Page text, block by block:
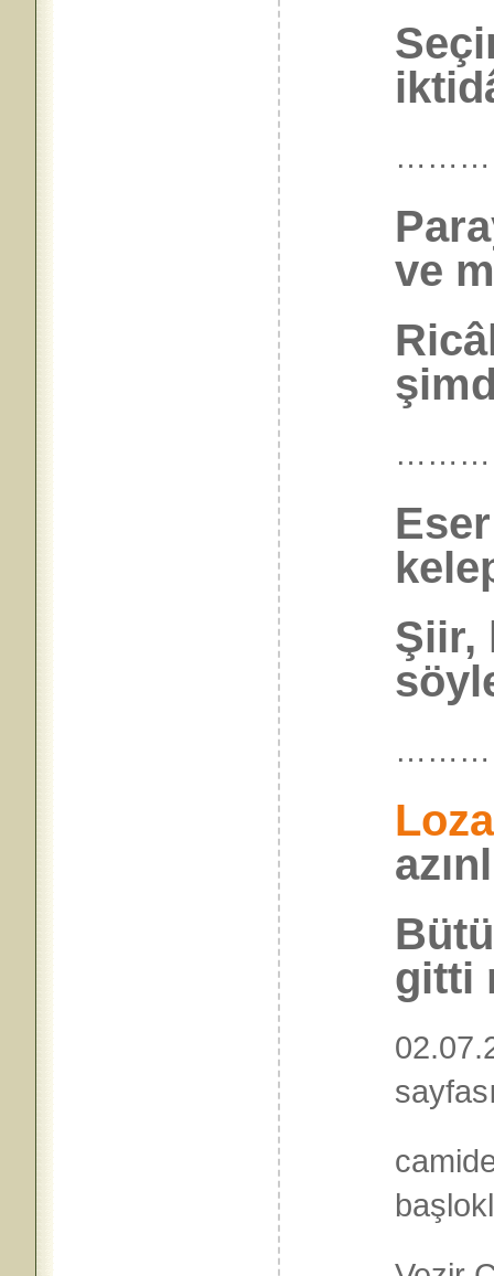
ve
Şiir,
gitti